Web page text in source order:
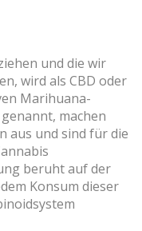
und die wir
wird als CBD oder
Marihuana-
machen
aus und sind für die
beruht auf der
Konsum dieser